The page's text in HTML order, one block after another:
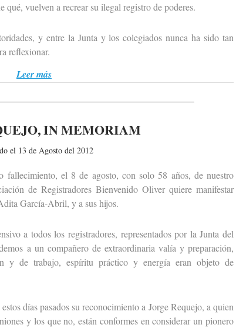
qué, vuelven a recrear su ilegal registro de poderes.
y entre la Junta y los colegiados nunca ha sido tan
reflexionar.
Leer más
IN MEMORIAM
el 13 de Agosto del 2012
el 8 de agosto, con solo 58 años, de nuestro
de Registradores Bienvenido Oliver quiere manifestar
García-Abril, y a sus hijos.
a todos los registradores, representados por la Junta del
a un compañero de extraordinaria valía y preparación,
y de trabajo, espíritu práctico y energía eran objeto de
días pasados su reconocimiento a Jorge Requejo, a quien
y los que no, están conformes en considerar un pionero